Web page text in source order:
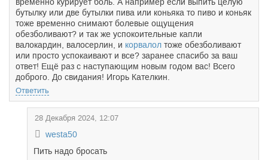
бутылку или две бутылки пива или коньяка то пиво и коньяк
тоже временно снимают болевые ощущения
обезболивают? и так же успокоительные капли
валокардин, валосерлин, и корвалол тоже обезболивают
или просто успокаивают и все? заранее спасибо за ваш
ответ! Ещё раз с наступающим новым годом вас! Всего
доброго. До свидания! Игорь Кателкин.
Ответить
28 Декабря 2024, 12:07
westa50
Пить надо бросать